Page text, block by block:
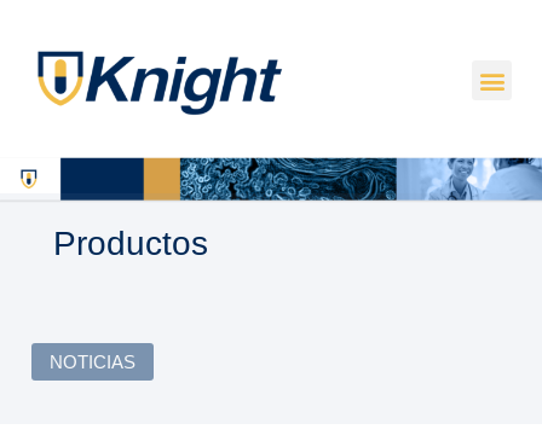
Productos
NOTICIAS